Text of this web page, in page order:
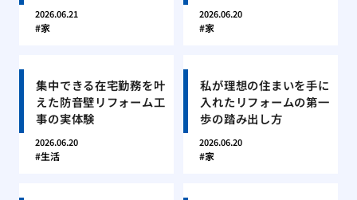
2026.06.21
家
2026.06.20
家
集中できる在宅勤務を叶
えた防音壁リフォーム工
事の実体験
2026.06.20
生活
私が理想の住まいを手に
入れたリフォームの第一
歩の踏み出し方
2026.06.20
家